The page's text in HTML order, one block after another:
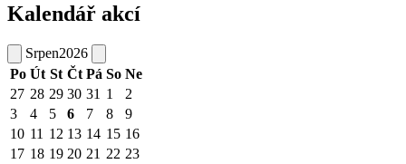
Kalendář akcí
Srpen2026
Po Út St Čt Pá So Ne
27 28 29 30 31 1
2
3
4 5 6 7 8
9
10 11 12 13 14 15 16
17 18 19 20 21 22 23